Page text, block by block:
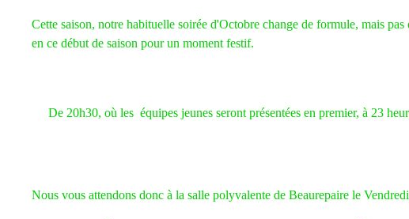
Cette saison, notre habituelle soirée d'Octobre change de formule, mais
en ce début de saison pour un moment festif.
De 20h30, où les équipes jeunes seront présentées en premier, à 23
Nous vous attendons donc à la salle polyvalente de Beaurepaire le